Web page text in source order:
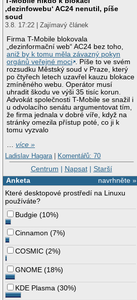
‚dezinfowebu‘ AC24 nenutil, píše
soud
3.8. 17:22 | Zajímavý článek
Firma T-Mobile blokovala
„dezinformační web“ AC24 bez toho,
aniž by k tomu měla závazný pokyn
orgánů veřejné moci . Píše to ve svém
rozsudku Městský soud v Praze, který
po čtyřech letech uzavřel kauzu blokace
zmíněného webu. Operátor musí
uhradit škodu ve výši 35 tisíc korun.
Advokát společnosti T-Mobile se snažil i
u odvolacího senátu argumentovat tím,
že firma jednala v dobré víře, když na
stránky omezila přístup poté, co ji k
tomu vyzvalo
…více »
Ladislav Hagara | Komentářů: 70
Centrum | Napsat| Starší
navrhněte »
Anketa
Které desktopové prostředí na Linuxu
používáte?
Budgie (10%)
Cinnamon (7%)
COSMIC (2%)
GNOME (18%)
KDE Plasma (30%)